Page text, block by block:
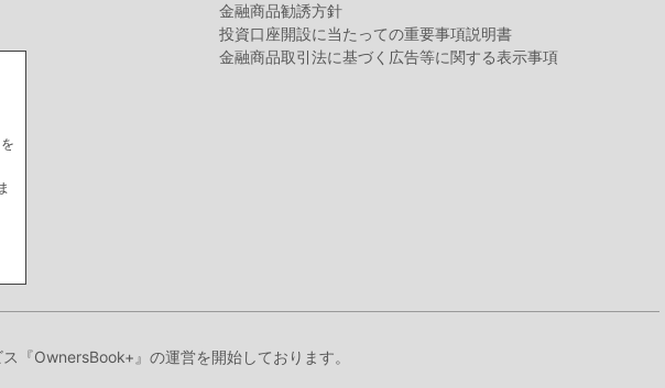
金融商品勧誘方針
投資口座開設に当たっての重要事項説明書
金融商品取引法に基づく広告等に関する表示事項
『OwnersBook+』の運営を開始しております。